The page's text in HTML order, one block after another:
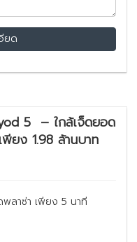
ยด
5 – ใกล้เจ็ดยอด
ยง 1.98 ล้านบาท
ลาซ่า เพียง 5 นาที